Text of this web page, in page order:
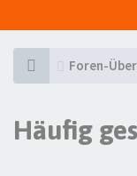
Foren-
Häufig